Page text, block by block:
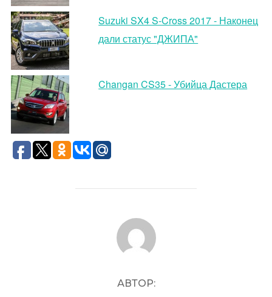
Suzuki SX4 S-Cross 2017 - Наконец
дали статус "ДЖИПА"
Changan CS35 - Убийца Дастера
АВТОР ЗАПИСИ
АВТОР: